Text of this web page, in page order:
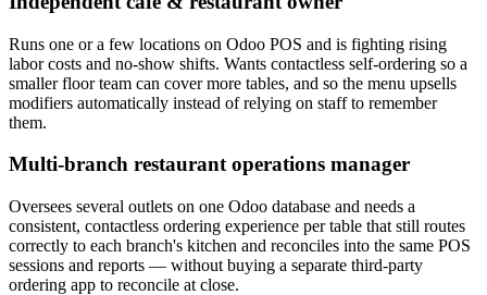
Runs one or a few locations on Odoo POS and is fighting rising
labor costs and no-show shifts. Wants contactless self-ordering so a
smaller floor team can cover more tables, and so the menu upsells
modifiers automatically instead of relying on staff to remember
them.
Multi-branch restaurant operations manager
Oversees several outlets on one Odoo database and needs a
consistent, contactless ordering experience per table that still routes
correctly to each branch's kitchen and reconciles into the same POS
sessions and reports — without buying a separate third-party
ordering app to reconcile at close.